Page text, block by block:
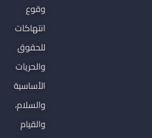
وقوع
انتهاكات
للحقوق
والحريات
الأساسية
والسلام،
والقيام